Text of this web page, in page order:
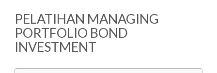
PELATIHAN MANAGING
PORTFOLIO BOND
INVESTMENT